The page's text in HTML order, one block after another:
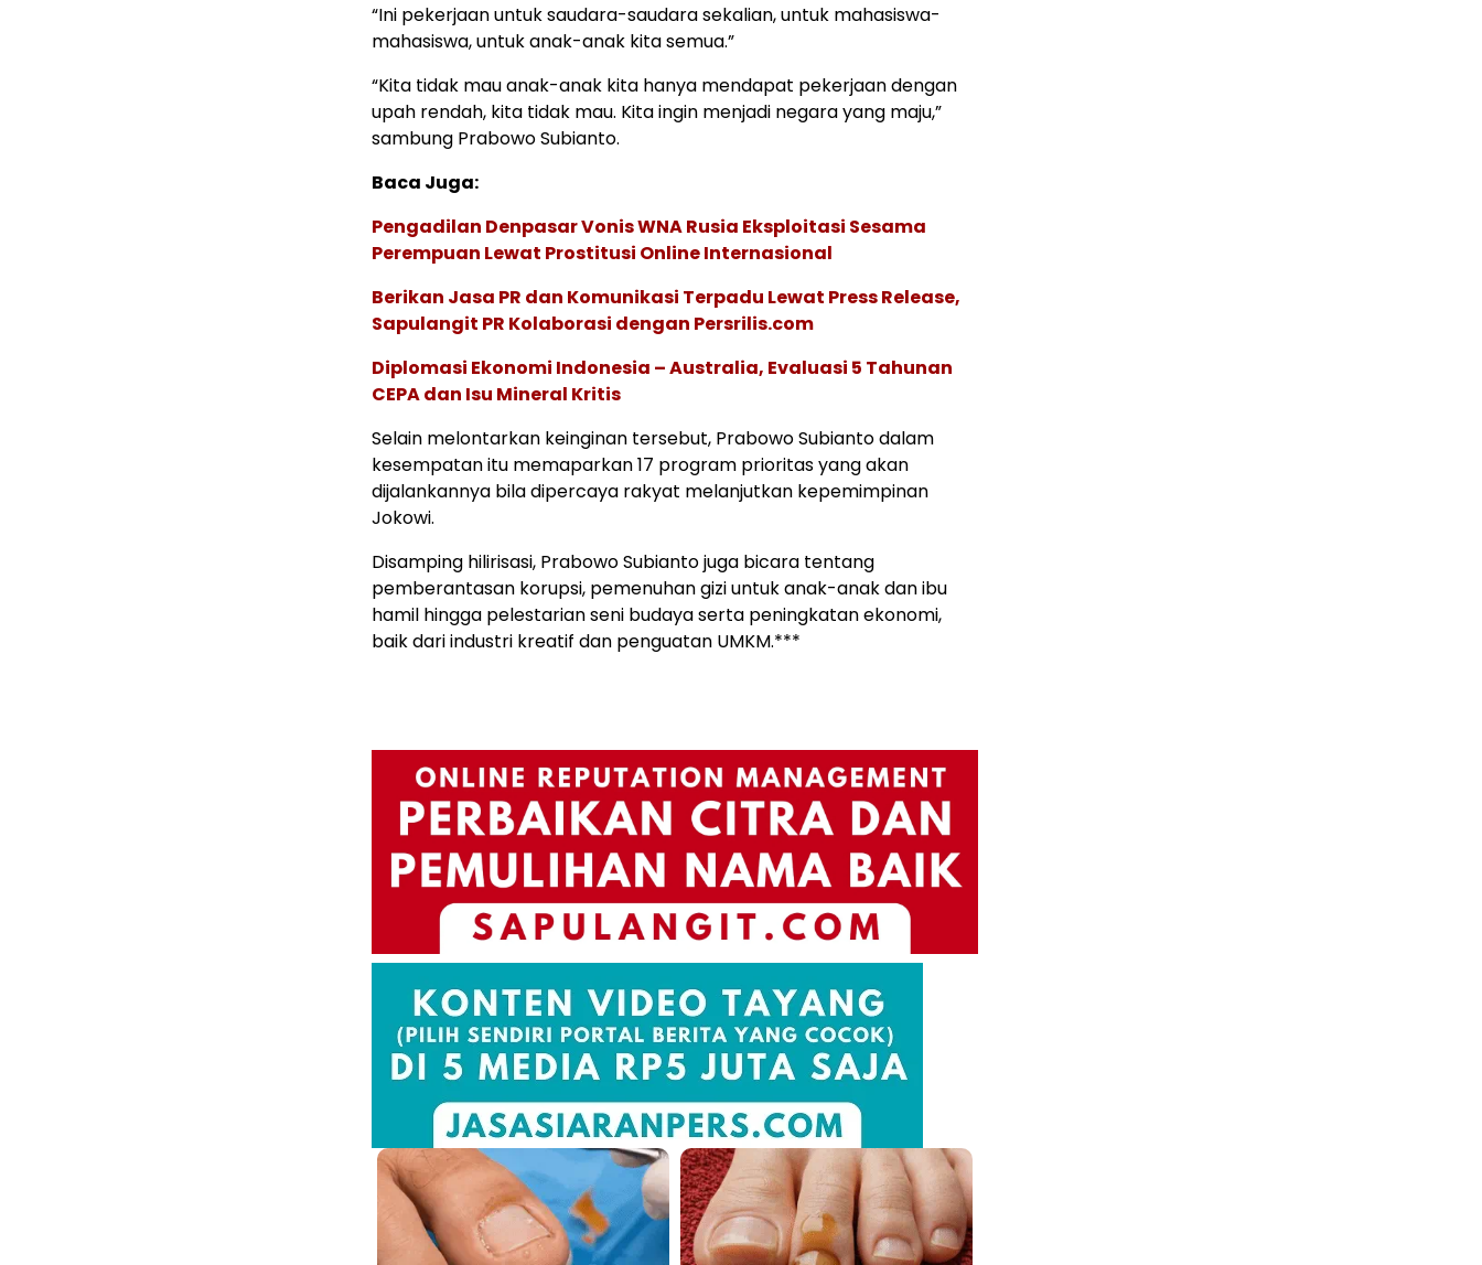
“Ini pekerjaan untuk saudara-saudara sekalian, untuk mahasiswa-
mahasiswa, untuk anak-anak kita semua.”
“Kita tidak mau anak-anak kita hanya mendapat pekerjaan dengan
upah rendah, kita tidak mau. Kita ingin menjadi negara yang maju,”
sambung Prabowo Subianto.
Baca Juga:
Pengadilan Denpasar Vonis WNA Rusia Eksploitasi Sesama
Perempuan Lewat Prostitusi Online Internasional
Berikan Jasa PR dan Komunikasi Terpadu Lewat Press Release,
Sapulangit PR Kolaborasi dengan Persrilis.com
Diplomasi Ekonomi Indonesia – Australia, Evaluasi 5 Tahunan
CEPA dan Isu Mineral Kritis
Selain melontarkan keinginan tersebut, Prabowo Subianto dalam
kesempatan itu memaparkan 17 program prioritas yang akan
dijalankannya bila dipercaya rakyat melanjutkan kepemimpinan
Jokowi.
Disamping hilirisasi, Prabowo Subianto juga bicara tentang
pemberantasan korupsi, pemenuhan gizi untuk anak-anak dan ibu
hamil hingga pelestarian seni budaya serta peningkatan ekonomi,
baik dari industri kreatif dan penguatan UMKM.***